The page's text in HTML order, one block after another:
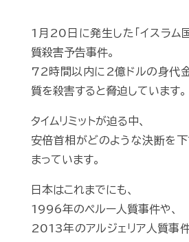
1月20日に発生した「イスラム
質殺害予告事件。
72時間以内に2億ドルの身代
質を殺害すると脅迫しています。
タイムリミットが迫る中、
安倍首相がどのような決断を
まっています。
日本はこれまでにも、
1996年のペルー人質事件や、
2013年のアルジェリア人質事